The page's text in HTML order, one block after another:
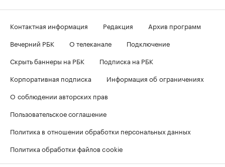
Контактная информация Редакция
Архив программ
Вечерний РБК
О телеканале
Подключение
Скрыть баннеры на РБК
Подписка на РБК
Корпоративная подписка
Информация об ограничениях
О соблюдении авторских прав
Пользовательское соглашение
Политика в отношении обработки персональных данных
Политика обработки файлов cookie